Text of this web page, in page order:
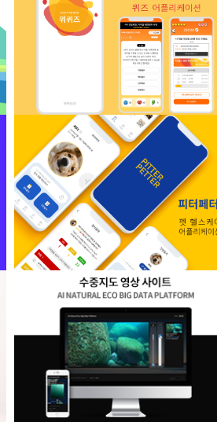
화장품 브랜드 해외 사이트
퀴즈 어플리케이션
펫 헬스케어 어플리케이션